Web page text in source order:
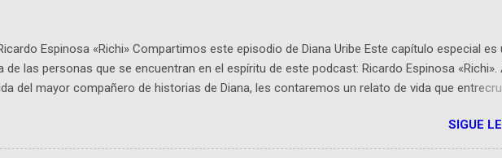
Espinosa «Richi» Compartimos este episodio de Diana Uribe Este capítulo especial es
de las personas que se encuentran en el espíritu de este podcast: Ricardo Espinosa «Richi».
del mayor compañero de historias de Diana, les contaremos un relato de vida que
viene "la fuerza poderosa", del relato viviente que encarna una joven librera de Barichara y
un personaje de gabán y sombrero que parecía sacado directamente de una novela
SIGUE